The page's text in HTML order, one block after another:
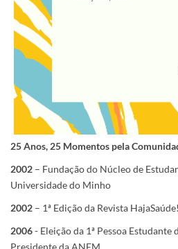
25 Anos, 25 Momentos pela
2002 – Fundação do Núcleo de
Universidade do Minho
2002 – 1ª Edição da Revista HajaSaúde!
2006- Eleição da 1ª Pessoa
Presidente da ANEM